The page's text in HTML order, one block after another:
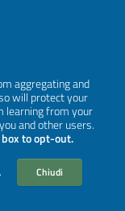
aggregating and
will protect your
learning from your
and other users.
to opt-out.
Chiudi